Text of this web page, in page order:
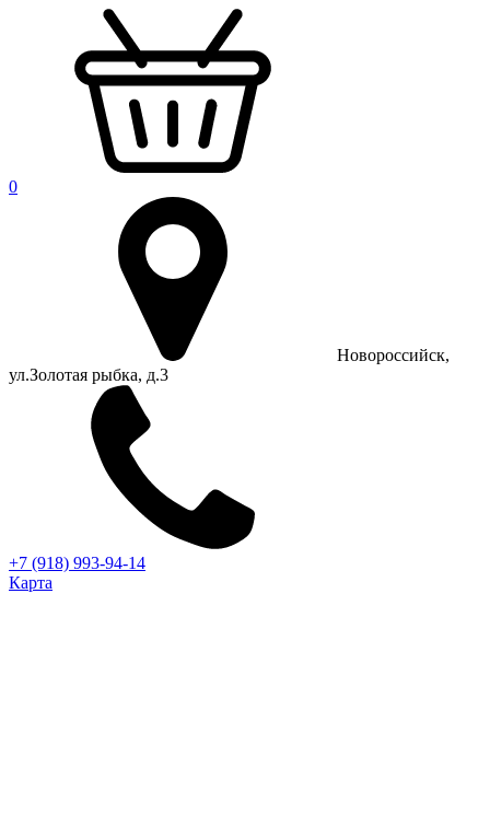
0
Новороссийск,
ул.Золотая рыбка, д.3
+7 (918) 993-94-14
Карта